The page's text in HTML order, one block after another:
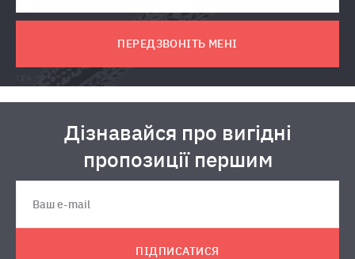
ПЕРЕДЗВОНІТЬ МЕНІ
Дізнавайся про вигідні
пропозиції першим
ПІДПИСАТИСЯ